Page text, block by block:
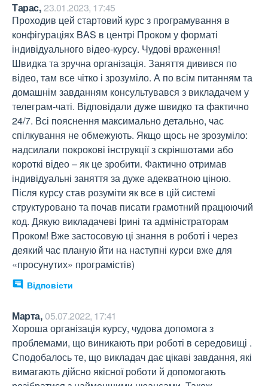
Тарас, 23.01.2023, 17:45
Проходив цей стартовий курс з програмування в
конфігураціях BAS в центрі Проком у форматі
індивідуального відео-курсу. Чудові враження!
Швидка та зручна організація. Заняття дивився по
відео, там все чітко і зрозуміло. А по всім питанням та
домашнім завданням консультувався з викладачем у
телеграм-чаті. Відповідали дуже швидко та фактично
24/7. Всі пояснення максимально детально, час
спілкування не обмежують. Якщо щось не зрозуміло:
надсилали покрокові інструкції з скріншотами або
короткі відео – як це зробити. Фактично отримав
індивідуальні заняття за дуже адекватною ціною.
Після курсу став розуміти як все в цій системі
структуровано та почав писати грамотний працюючий
код. Дякую викладачеві Ірині та адміністраторам
Проком! Вже застосовую ці знання в роботі і через
деякий час планую йти на наступні курси вже для
«просунутих» програмістів)
Відповісти
Марта, 05.07.2022, 17:41
Хороша організація курсу, чудова допомога з
проблемами, що виникають при роботі в середовищі .
Сподобалось те, що викладач дає цікаві завдання, які
вимагають дійсно якісної роботи й допомогають